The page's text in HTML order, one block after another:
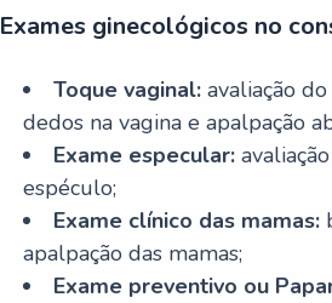
Exames ginecológicos no
Toque vaginal: avaliação
dedos na vagina e apalpação
Exame especular:
espéculo;
Exame clínico das mamas:
apalpação das mamas;
Exame preventivo ou